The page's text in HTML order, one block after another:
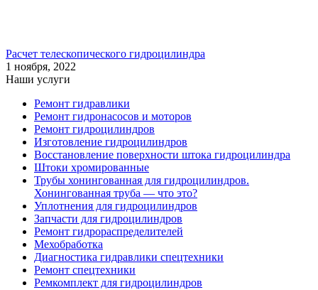
Расчет телескопического гидроцилиндра
1 ноября, 2022
Наши услуги
Ремонт гидравлики
Ремонт гидронасосов и моторов
Ремонт гидроцилиндров
Изготовление гидроцилиндров
Восстановление поверхности штока гидроцилиндра
Штоки хромированные
Трубы хонингованная для гидроцилиндров.
Хонингованная труба — что это?
Уплотнения для гидроцилиндров
Запчасти для гидроцилиндров
Ремонт гидрораспределителей
Мехобработка
Диагностика гидравлики спецтехники
Ремонт спецтехники
Ремкомплект для гидроцилиндров